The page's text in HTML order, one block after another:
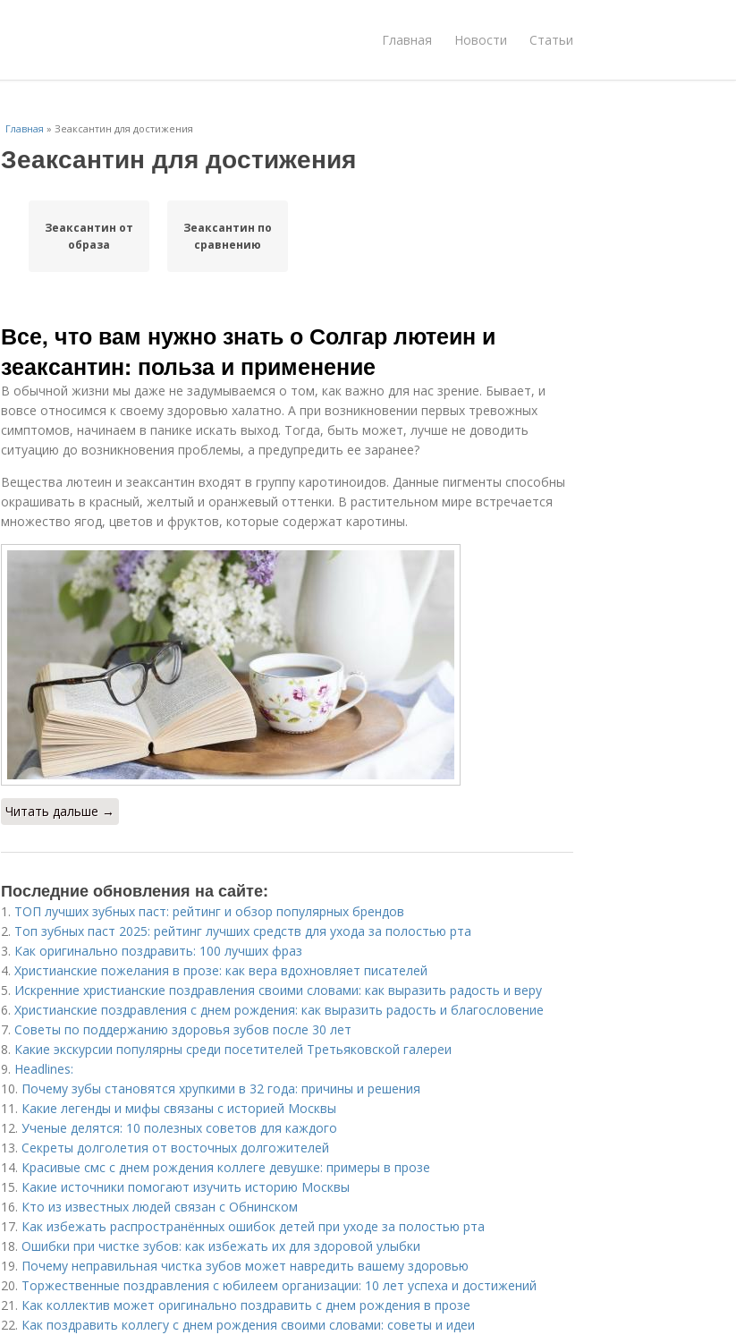
Главная Новости Статьи
Главная » Зеаксантин для достижения
Зеаксантин для достижения
Зеаксантин от
образа
Зеаксантин по
сравнению
Все, что вам нужно знать о Солгар лютеин и
зеаксантин: польза и применение
В обычной жизни мы даже не задумываемся о том, как важно для нас зрение. Бывает, и
вовсе относимся к своему здоровью халатно. А при возникновении первых тревожных
симптомов, начинаем в панике искать выход. Тогда, быть может, лучше не доводить
ситуацию до возникновения проблемы, а предупредить ее заранее?
Вещества лютеин и зеаксантин входят в группу каротиноидов. Данные пигменты способны
окрашивать в красный, желтый и оранжевый оттенки. В растительном мире встречается
множество ягод, цветов и фруктов, которые содержат каротины.
Читать дальше →
Последние обновления на сайте:
1. ТОП лучших зубных паст: рейтинг и обзор популярных брендов
2. Топ зубных паст 2025: рейтинг лучших средств для ухода за полостью рта
3. Как оригинально поздравить: 100 лучших фраз
4. Христианские пожелания в прозе: как вера вдохновляет писателей
5. Искренние христианские поздравления своими словами: как выразить радость и веру
6. Христианские поздравления с днем рождения: как выразить радость и благословение
7. Советы по поддержанию здоровья зубов после 30 лет
8. Какие экскурсии популярны среди посетителей Третьяковской галереи
9. Headlines:
10. Почему зубы становятся хрупкими в 32 года: причины и решения
11. Какие легенды и мифы связаны с историей Москвы
12. Ученые делятся: 10 полезных советов для каждого
13. Секреты долголетия от восточных долгожителей
14. Красивые смс с днем рождения коллеге девушке: примеры в прозе
15. Какие источники помогают изучить историю Москвы
16. Кто из известных людей связан с Обнинском
17. Как избежать распространённых ошибок детей при уходе за полостью рта
18. Ошибки при чистке зубов: как избежать их для здоровой улыбки
19. Почему неправильная чистка зубов может навредить вашему здоровью
20. Торжественные поздравления с юбилеем организации: 10 лет успеха и достижений
21. Как коллектив может оригинально поздравить с днем рождения в прозе
22. Как поздравить коллегу с днем рождения своими словами: советы и идеи